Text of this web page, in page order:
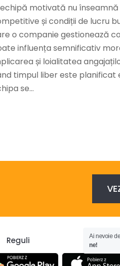
motivată nu
și condiții de lucru
o companie gestionează
influența semnificativ
și loialitatea
timpul liber este planificat
se...
Reguli Ai nevoie
ne!